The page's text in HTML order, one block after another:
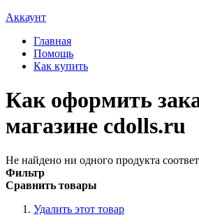
Аккаунт
Главная
Помощь
Как купить
Как оформить
магазине cdolls.ru
Не найдено ни одного продукта
Фильтр
Сравнить товары
Удалить этот товар